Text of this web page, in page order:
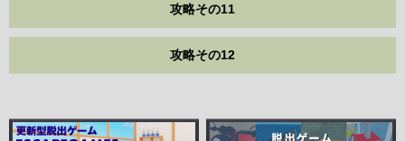
攻略その11
攻略その12